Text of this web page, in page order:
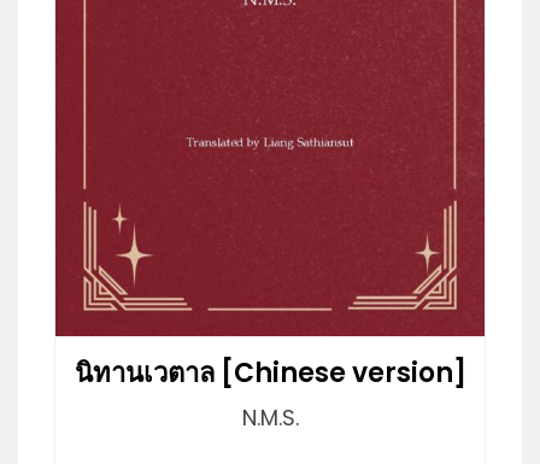
นิทานเวตาล [Chinese version]
N.M.S.